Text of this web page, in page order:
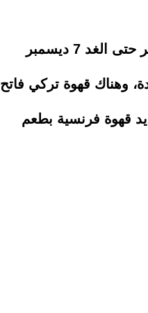
شاركت "بوتيك للقهوة" في المعرض الدولي للأغذية والمشروبات "فوود أفريكا" والذي انطلق أمس، ويستمر حتى الغد 7 ديسمبر
وهناك قهوة تركي فاتح
قهوة فرنسية بطعم